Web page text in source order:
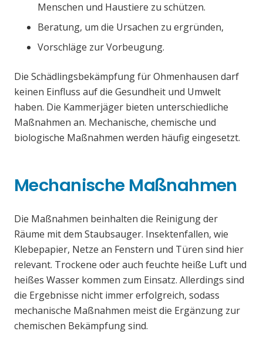
Menschen und Haustiere zu schützen.
Beratung, um die Ursachen zu ergründen,
Vorschläge zur Vorbeugung.
Die Schädlingsbekämpfung für Ohmenhausen darf
keinen Einfluss auf die Gesundheit und Umwelt
haben. Die Kammerjäger bieten unterschiedliche
Maßnahmen an. Mechanische, chemische und
biologische Maßnahmen werden häufig eingesetzt.
Mechanische Maßnahmen
Die Maßnahmen beinhalten die Reinigung der
Räume mit dem Staubsauger. Insektenfallen, wie
Klebepapier, Netze an Fenstern und Türen sind hier
relevant. Trockene oder auch feuchte heiße Luft und
heißes Wasser kommen zum Einsatz. Allerdings sind
die Ergebnisse nicht immer erfolgreich, sodass
mechanische Maßnahmen meist die Ergänzung zur
chemischen Bekämpfung sind.